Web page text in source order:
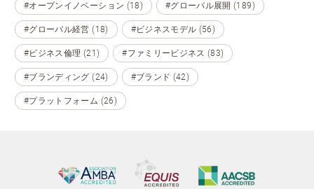
#オープンイノベーション (18) #グローバル展開 (189)
#グローバル経営 (18) #ビジネスモデル (56)
#ビジネス倫理 (21) #ファミリービジネス (83)
#ブランディング (24) #ブランド (42)
#プラットフォーム (26)